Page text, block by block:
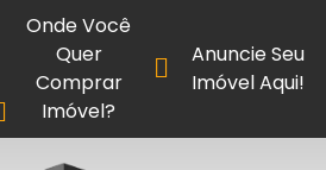
Anuncie Seu
Imóvel Aqui!
Onde Você
Quer
Comprar
Imóvel?